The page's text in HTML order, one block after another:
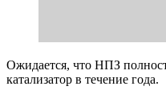
Ожидается, что НПЗ
катализатор в течение года.